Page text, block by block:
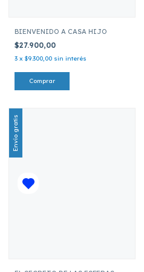
BIENVENIDO A CASA HIJO
$27.900,00
3 x $9.300,00 sin interés
Envío gratis